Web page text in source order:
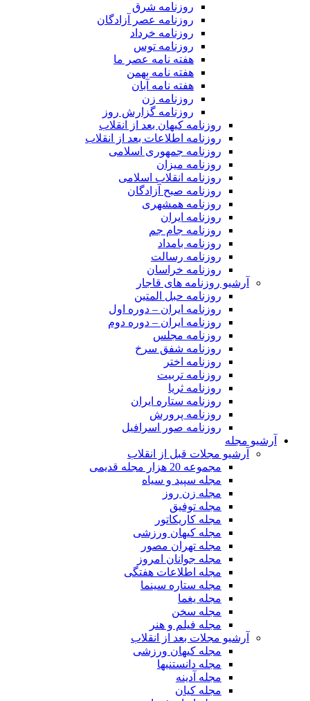
روزنامه شرق
روزنامه عصر آزادگان
روزنامه خرداد
روزنامه توس
هفته نامه عصر ما
هفته نامه بهمن
هفته نامه آبان
روزنامه زن
روزنامه گزارش روز
روزنامه کیهان بعد از انقلاب
روزنامه اطلاعات بعد از انقلاب
روزنامه جمهوری اسلامی
روزنامه میزان
روزنامه انقلاب اسلامی
روزنامه صبح آزادگان
روزنامه همشهری
روزنامه ایران
روزنامه جام جم
روزنامه بامداد
روزنامه رسالت
روزنامه خراسان
آرشیو روزنامه های قاجار
روزنامه حبل المتین
روزنامه ایران – دوره اول
روزنامه ایران – دوره دوم
روزنامه مجلس
روزنامه شفق سرخ
روزنامه اختر
روزنامه تربیت
روزنامه ثریا
روزنامه ستاره ایران
روزنامه پرورش
روزنامه صور اسرافیل
آرشیو مجله
آرشیو مجلات قبل از انقلاب
مجموعه 20 هزار مجله قدیمی
مجله سپید و سیاه
مجله زن روز
مجله توفیق
مجله کاریکاتور
مجله کیهان ورزشی
مجله تهران مصور
مجله جوانان امروز
مجله اطلاعات هفتگی
مجله ستاره سینما
مجله یغما
مجله سخن
مجله فیلم و هنر
آرشیو مجلات بعد از انقلاب
مجله کیهان ورزشی
مجله دانستنیها
مجله آدینه
مجله کیان